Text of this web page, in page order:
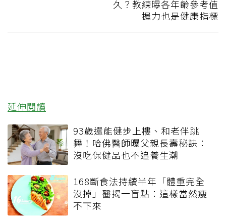
久？教練曝各年齡參考值
握力也是健康指標
延伸閱讀
93歲還能健步上樓、和老伴跳
舞！哈佛醫師曝父親長壽秘訣：
沒吃保健品也不追養生潮
168斷食法持續半年「體重完全
沒掉」醫揭一盲點：這樣當然瘦
不下來